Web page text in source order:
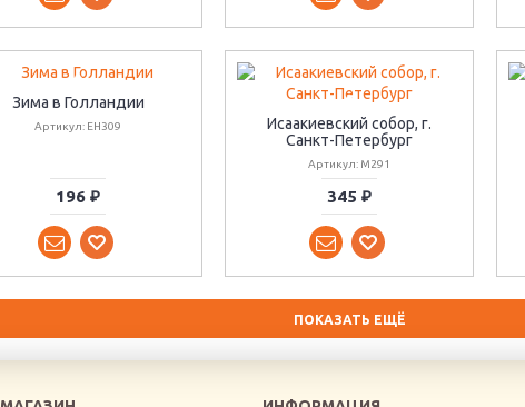
Зима в Голландии
Артикул: EH309
196 ₽
Исаакиевский собор, г.
Санкт-Петербург
Артикул: M291
345 ₽
ПОКАЗАТЬ ЕЩЁ